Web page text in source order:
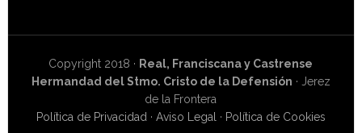
Copyright 2018 · Real, Franciscana y Castrense
Hermandad del Stmo. Cristo de la Defensión · Jerez
de la Frontera
Política de Privacidad· Aviso Legal· Política de Cookies